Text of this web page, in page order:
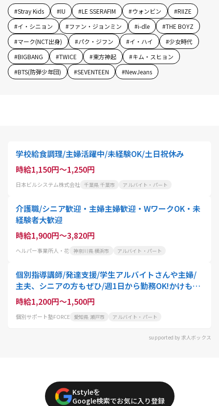
#Stray Kids #IU #LE SSERAFIM #ウォンビン #RIIZE
#イ・シニョン #ファン・ジョンミン #i-dle #THE BOYZ
#マーク(NCT出身) #パク・ジフン #イ・ハイ #少女時代
#BIGBANG #TWICE #東方神起 #キム・スヒョン
#BTS(防弾少年団) #SEVENTEEN #NewJeans
学校給食調理/主婦活躍中/未経験OK/土日祝休み
時給1,150円～1,250円
日本ビルシステム株式会社 千葉県 千葉市 アルバイト・パート
介護職/シニア歓迎・主婦主婦歓迎・WワークOK・未
経験者大歓迎
時給1,900円～3,820円
ヘルパー事業所人・花 神奈川県 横浜市 アルバイト・パート
個別指導講師/発達支援/学生アルバイトさんや主婦/
主夫、シニアの方もぜひ/週1日から勤務OK!かけもち
バイトにもおすすめ
時給1,200円～1,500円
個別サポート塾FORCE 愛知県 瀬戸市 アルバイト・パート
supported by 求人ボックス
Kstyleを
Google検索でお気に入り登録